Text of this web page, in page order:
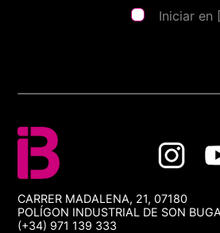
Iniciar en
CARRER MADALENA, 21, 07180
POLÍGON INDUSTRIAL DE SON
(+34) 971 139 333